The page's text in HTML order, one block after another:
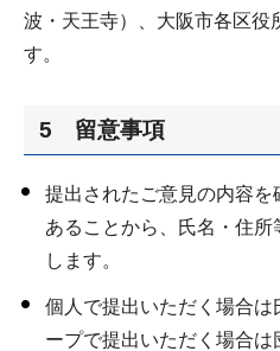
波・天王寺）、大阪市各区役
す。
5 留意事項
提出されたご意見の内容
あることから、氏名・住
します。
個人で提出いただく場合
ープで提出いただく場合